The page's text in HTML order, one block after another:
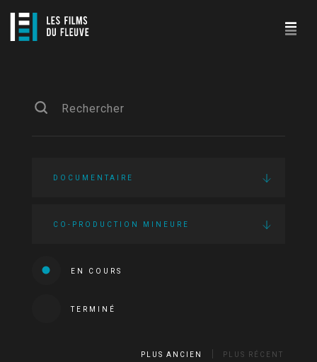
DOCUMENTAIRE
CO-PRODUCTION MINEURE
EN COURS
TERMINÉ
PLUS ANCIEN PLUS RÉCENT